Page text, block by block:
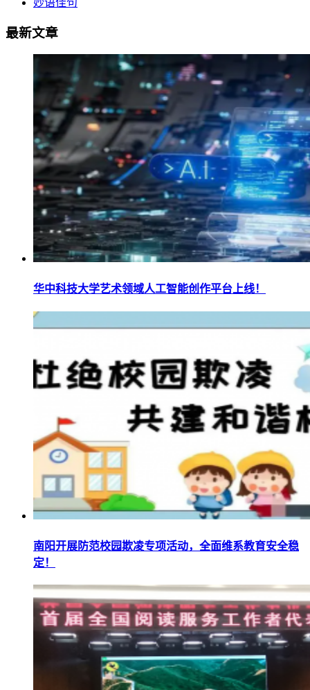
最新文章
华中科技大学艺术领域人工智能创作平台上线！
南阳开展防范校园欺凌专项活动，全面维系教育安全稳
定！